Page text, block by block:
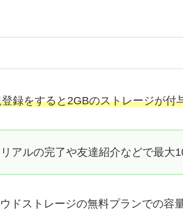
録をすると2GBのストレージが付
アルの完了や友達紹介などで最大
ドストレージの無料プランでの容